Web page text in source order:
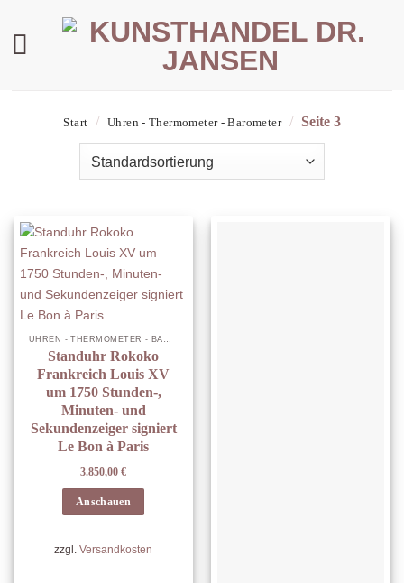
springen
Start / Uhren - Thermometer - Barometer / Seite 3
Standuhr Rokoko
Frankreich Louis XV
um 1750 Stunden-,
Minuten- und
Sekundenzeiger signiert
Le Bon à Paris
3.850,00 €
Anschauen
zzgl. Versandkosten